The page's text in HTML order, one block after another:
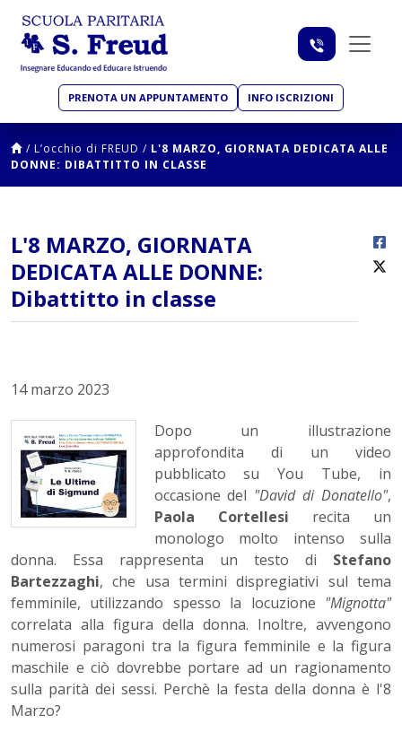
PRENOTA UN APPUNTAMENTO INFO ISCRIZIONI
/ L’occhio di FREUD / L'8 MARZO, GIORNATA DEDICATA ALLE
DONNE: DIBATTITTO IN CLASSE
L'8 MARZO, GIORNATA
DEDICATA ALLE DONNE:
Dibattitto in classe
14 marzo 2023
Dopo un illustrazione
approfondita di un video
pubblicato su You Tube, in
occasione del "David di Donatello",
Paola Cortellesi recita un
monologo molto intenso sulla
donna. Essa rappresenta un testo di Stefano
Bartezzaghi, che usa termini dispregiativi sul tema
femminile, utilizzando spesso la locuzione "Mignotta"
correlata alla figura della donna. Inoltre, avvengono
numerosi paragoni tra la figura femminile e la figura
maschile e ciò dovrebbe portare ad un ragionamento
sulla parità dei sessi. Perchè la festa della donna è l'8
Marzo?